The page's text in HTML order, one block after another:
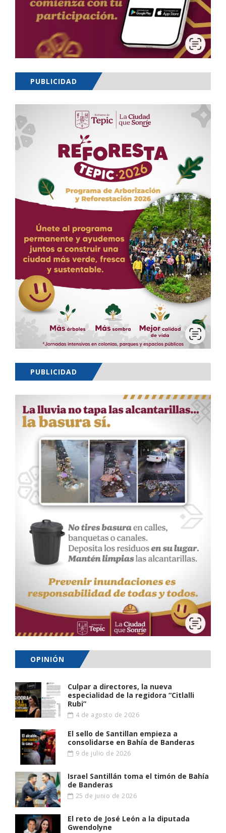
PUBLICIDAD
PUBLICIDAD
OPINIÓN
Culpar a directores, la nueva
especialidad de la regidora “Citlalli
Rubi”
4 de agosto de 2026
El sello de Santillan empieza a
consolidarse en Bahía de Banderas
9 de julio de 2026
Israel Santillán toma el timón de Bahía
de Banderas
25 de junio de 2026
El reto de José León a la diputada
Gwendolyne